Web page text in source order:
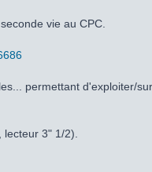
vie au CPC.
permettant d'exploiter/
3" 1/2).